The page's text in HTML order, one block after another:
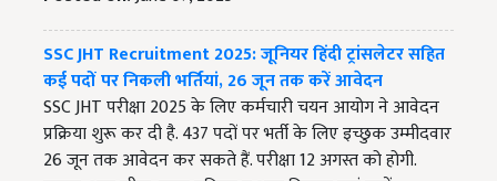
SSC JHT Recruitment 2025: जूनियर हिंदी ट्रांसलेटर सहित
कई पदों पर निकली भर्तियां, 26 जून तक करें आवेदन
SSC JHT परीक्षा 2025 के लिए कर्मचारी चयन आयोग ने आवेदन
प्रक्रिया शुरू कर दी है. 437 पदों पर भर्ती के लिए इच्छुक उम्मीदवार
26 जून तक आवेदन कर सकते हैं. परीक्षा 12 अगस्त को होगी.